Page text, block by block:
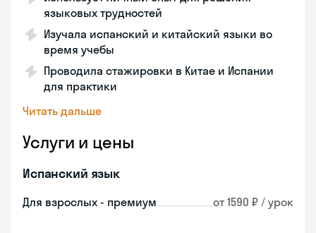
языковых трудностей
Изучала испанский и китайский языки во
время учебы
Проводила стажировки в Китае и Испании
для практики
Читать дальше
Услуги и цены
Испанский язык
Для взрослых - премиум от 1590 ₽ / урок